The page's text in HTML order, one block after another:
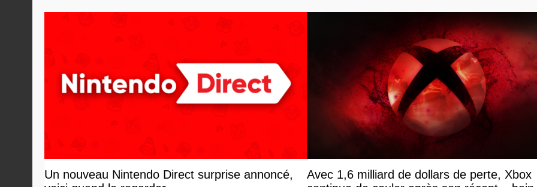
Un nouveau Nintendo Direct surprise annoncé,
Avec 1,6 milliard de dollars de perte, Xbox